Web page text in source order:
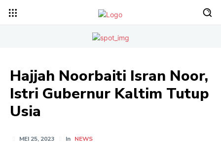
Hajjah Noorbaiti Isran Noor,
Istri Gubernur Kaltim Tutup
Usia
MEI 25, 2023 In NEWS